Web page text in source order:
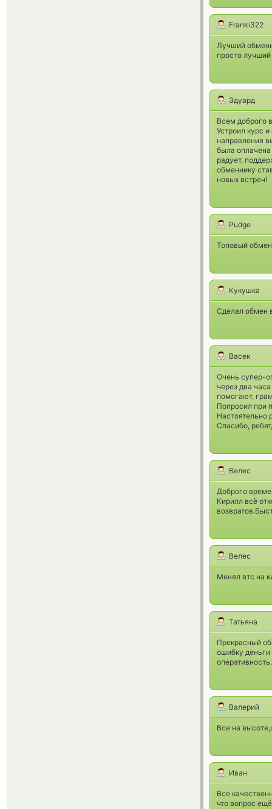
Franki322
Лучший
просто лучший
Эдуард
Всем доброго
Устроил курс
направления
была оплачена
радует,
обменнику
новых встреч!
Pudge
Топовый
Кукушка
Сделал обмен
Васек
Очень супер-
через два
помогают,
Попросил при
Настоятельно
Спасибо,
Велес
Доброго
Кирилл всё
Велес
Менял втс на
Татьяна
Прекрасный
ошибку
Валерий
Все на
Иван
Все
что вопрос